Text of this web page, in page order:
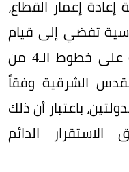
إعمار القطاع،
تفضي إلى قيام
الدولة الفلسطينية المستقلة على خطوط الـ4 من
القدس الشرقية وفقاً
باعتبار أن ذلك
الدائم